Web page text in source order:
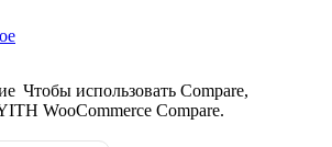
Чтобы использовать Compare,
WooCommerce Compare.